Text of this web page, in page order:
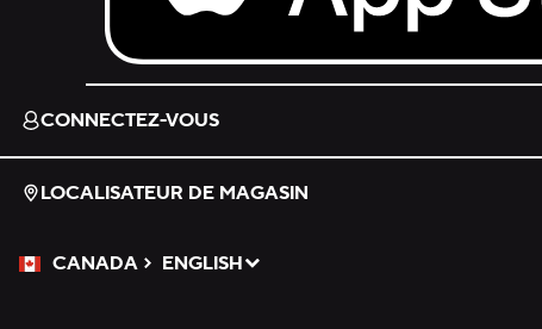
Download on the App Store.
CONNECTEZ-VOUS
LOCALISATEUR DE MAGASIN
CANADA
Veuillez sélectionner une langue
ENGLISH
Sélectionné